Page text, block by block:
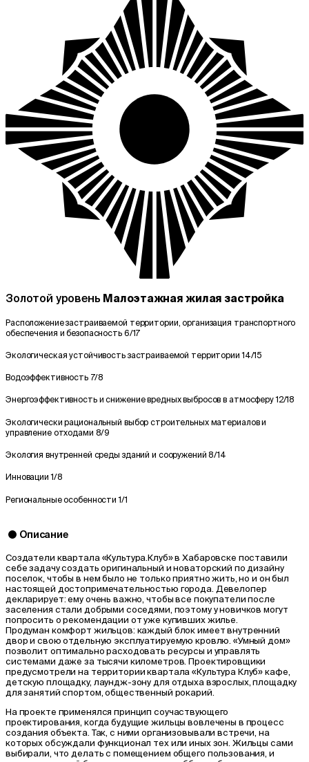
Золотой уровень Малоэтажная жилая застройка
Расположение застраиваемой территории, организация транспортного
обеспечения и безопасность 6/17
Экологическая устойчивость застраиваемой территории14/15
Водоэффективность 7/8
Энергоэффективность и снижение вредных выбросов в атмосферу12/18
Экологически рациональный выбор строительных материалов и
управление отходами 8/9
Экология внутренней среды зданий и сооружений8/14
Инновации1/8
Региональные особенности1/1
Описание
Создатели квартала «Культура.Клуб» в Хабаровске поставили
себе задачу создать оригинальный и новаторский по дизайну
поселок, чтобы в нем было не только приятно жить, но и он был
настоящей достопримечательностью города. Девелопер
декларирует: ему очень важно, чтобы все покупатели после
заселения стали добрыми соседями, поэтому у новичков могут
попросить о рекомендации от уже купивших жилье.
Продуман комфорт жильцов: каждый блок имеет внутренний
двор и свою отдельную эксплуатируемую кровлю. «Умный дом»
позволит оптимально расходовать ресурсы и управлять
системами даже за тысячи километров. Проектировщики
предусмотрели на территории квартала «Культура Клуб» кафе,
детскую площадку, лаундж-зону для отдыха взрослых, площадку
для занятий спортом, общественный рокарий.
На проекте применялся принцип соучаствующего
проектирования, когда будущие жильцы вовлечены в процесс
создания объекта. Так, с ними организовывали встречи, на
которых обсуждали функционал тех или иных зон. Жильцы сами
выбирали, что делать с помещением общего пользования, и